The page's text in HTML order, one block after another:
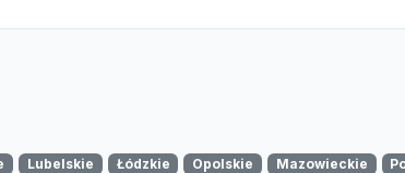
Lubelskie Łódzkie Opolskie Mazowieckie